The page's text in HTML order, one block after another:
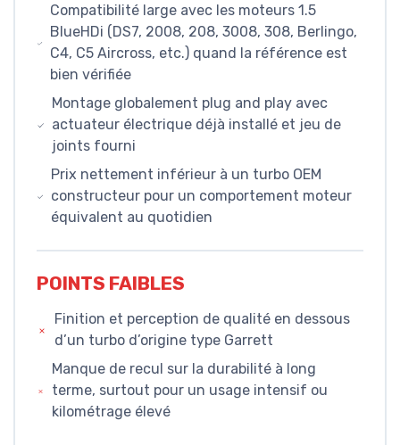
Compatibilité large avec les moteurs 1.5
BlueHDi (DS7, 2008, 208, 3008, 308, Berlingo,
C4, C5 Aircross, etc.) quand la référence est
bien vérifiée
Montage globalement plug and play avec
actuateur électrique déjà installé et jeu de
joints fourni
Prix nettement inférieur à un turbo OEM
constructeur pour un comportement moteur
équivalent au quotidien
POINTS FAIBLES
Finition et perception de qualité en dessous
d’un turbo d’origine type Garrett
Manque de recul sur la durabilité à long
terme, surtout pour un usage intensif ou
kilométrage élevé